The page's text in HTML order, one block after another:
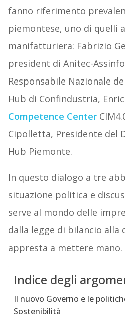
fanno riferimento
piemontese, uno di quelli
manifatturiera: Fabrizio
president di Anitec-
Responsabile Nazionale
Hub di Confindustria,
Competence Center
Cipolletta, Presidente del
Hub Piemonte.
In questo dialogo a tre
situazione politica e
serve al mondo delle
dalla legge di bilancio alla
appresta a mettere mano.
Indice degli
Il nuovo Governo e le
Sostenibilità